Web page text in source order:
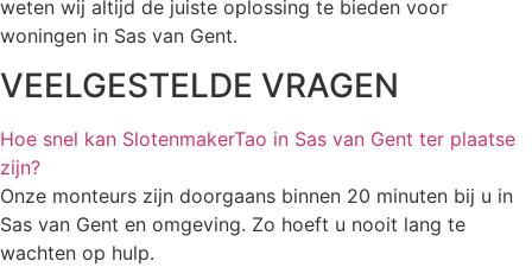
weten wij altijd de juiste oplossing te bieden voor
woningen in Sas van Gent.
VEELGESTELDE VRAGEN
Hoe snel kan SlotenmakerTao in Sas van Gent ter plaatse
zijn?
Onze monteurs zijn doorgaans binnen 20 minuten bij u in
Sas van Gent en omgeving. Zo hoeft u nooit lang te
wachten op hulp.